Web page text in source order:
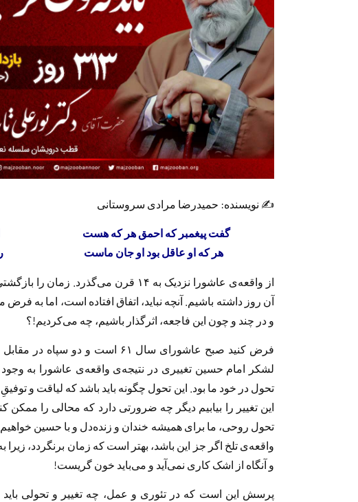
✍️ نویسنده: حمیدرضا مرادی سروستانی
گفت پیغمبر که احمق هر که هست
هر که او عاقل بود او جان ماست
از واقعه‌ی عاشورا نزدیک به ۱۴ قرن
آن روز داشته باشیم. آنچه نباید، اتفاق افتاده است، اما به
و در چند و چون این فاجعه، اثرگذار باشیم، چه می‌کردیم!؟
فرض کنید صبح عاشورای سال ۶١ است و
لشکر امام حسین تغییری در نتيجه‌ى واقعه‌ی عاشورا به
تحول در خود ما بود. این تحول چگونه باید باشد که لیاقت و
این تغییر را بیابیم دیگر چه ضرورتی دارد که محالی را ممکن
تحول روحی، ما برای همیشه خندان و زنده‌دل و با حسین
واقعه‌ی تلخ اگر جز این باشد، بهتر است که زمان برنگردد،
و آنگاه از اشک كارى نمى‌آيد و مى‌باید خون گریست!
پرسش اين است كه در تئوری و عمل، چه تغییر و تحولی